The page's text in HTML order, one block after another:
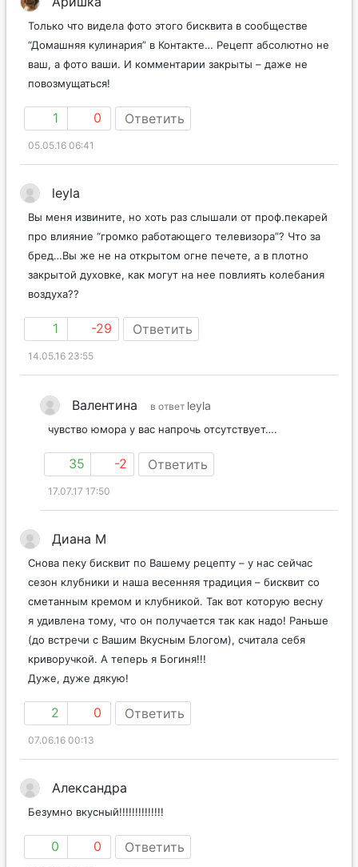
Только что видела фото этого бисквита в сообществе
“Домашняя кулинария” в Контакте… Рецепт абсолютно не
ваш, а фото ваши. И комментарии закрыты – даже не
повозмущаться!
1 0 Ответить
05.05.16 06:41
leyla
Вы меня извините, но хоть раз слышали от проф.пекарей
про влияние “громко работающего телевизора”? Что за
бред…Вы же не на открытом огне печете, а в плотно
закрытой духовке, как могут на нее повлиять колебания
воздуха??
1 -29 Ответить
14.05.16 23:55
Валентина в ответ leyla
чувство юмора у вас напрочь отсутствует….
35 -2 Ответить
17.07.17 17:50
Диана М
Снова пеку бисквит по Вашему рецепту – у нас сейчас
сезон клубники и наша весенняя традиция – бисквит со
сметанным кремом и клубникой. Так вот которую весну
я удивлена тому, что он получается так как надо! Раньше
(до встречи с Вашим Вкусным Блогом), считала себя
криворучкой. А теперь я Богиня!!!
Дуже, дуже дякую!
2 0 Ответить
07.06.16 00:13
Александра
Безумно вкусный!!!!!!!!!!!!!!
0 0 Ответить